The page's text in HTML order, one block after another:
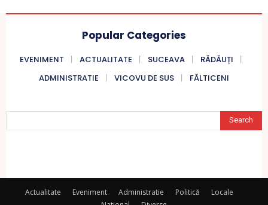
Popular Categories
EVENIMENT ACTUALITATE SUCEAVA
RĂDĂUȚI
ADMINISTRATIE
VICOVU DE SUS FĂLTICENI
Search
Actualitate Eveniment Administratie Politică
Locale